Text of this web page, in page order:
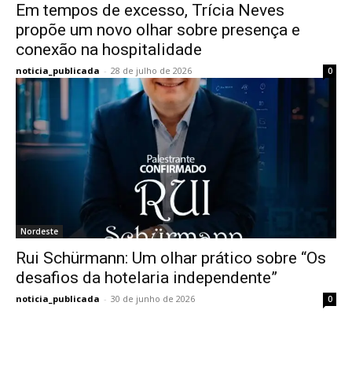
Em tempos de excesso, Trícia Neves
propõe um novo olhar sobre presença e
conexão na hospitalidade
noticia_publicada - 28 de julho de 2026 0
Nordeste
Rui Schürmann: Um olhar prático sobre “Os
desafios da hotelaria independente”
noticia_publicada - 30 de junho de 2026 0